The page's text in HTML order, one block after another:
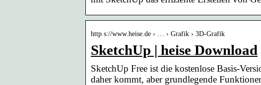
http s://www.heise.de › … › Grafik › 3D-Grafik
SketchUp | heise Download
SketchUp Free ist die kostenlose Basis-
daher kommt, aber grundlegende